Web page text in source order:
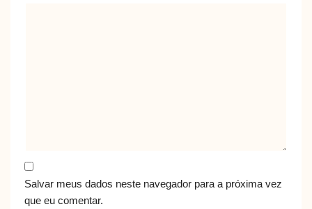
Salvar meus dados neste navegador para a próxima vez
que eu comentar.